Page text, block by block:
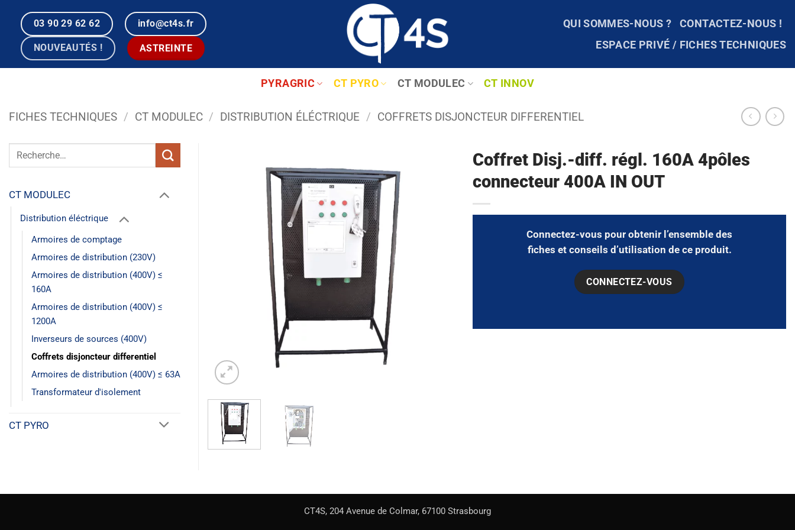
contenu
03 90 29 62 62 info@ct4s.fr
NOUVEAUTÉS ! ASTREINTE
QUI SOMMES-NOUS ?
CONTACTEZ-NOUS !
ESPACE PRIVÉ / FICHES TECHNIQUES
PYRAGRIC CT PYRO CT MODULEC CT INNOV
FICHES TECHNIQUES / CT MODULEC / DISTRIBUTION ÉLÉCTRIQUE / COFFRETS DISJONCTEUR DIFFERENTIEL
Coffret Disj.-diff. régl. 160A 4pôles
connecteur 400A IN OUT
Connectez-vous pour obtenir l’ensemble des
fiches et conseils d’utilisation de ce produit.
CONNECTEZ-VOUS
Recherche
CT MODULEC
Distribution éléctrique
Armoires de comptage
Armoires de distribution (230V)
Armoires de distribution (400V) ≤
160A
Armoires de distribution (400V) ≤
1200A
Inverseurs de sources (400V)
Coffrets disjoncteur differentiel
Armoires de distribution (400V) ≤ 63A
Transformateur d'isolement
CT PYRO
CT4S, 204 Avenue de Colmar, 67100 Strasbourg